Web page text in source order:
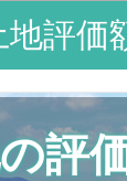
評価
評